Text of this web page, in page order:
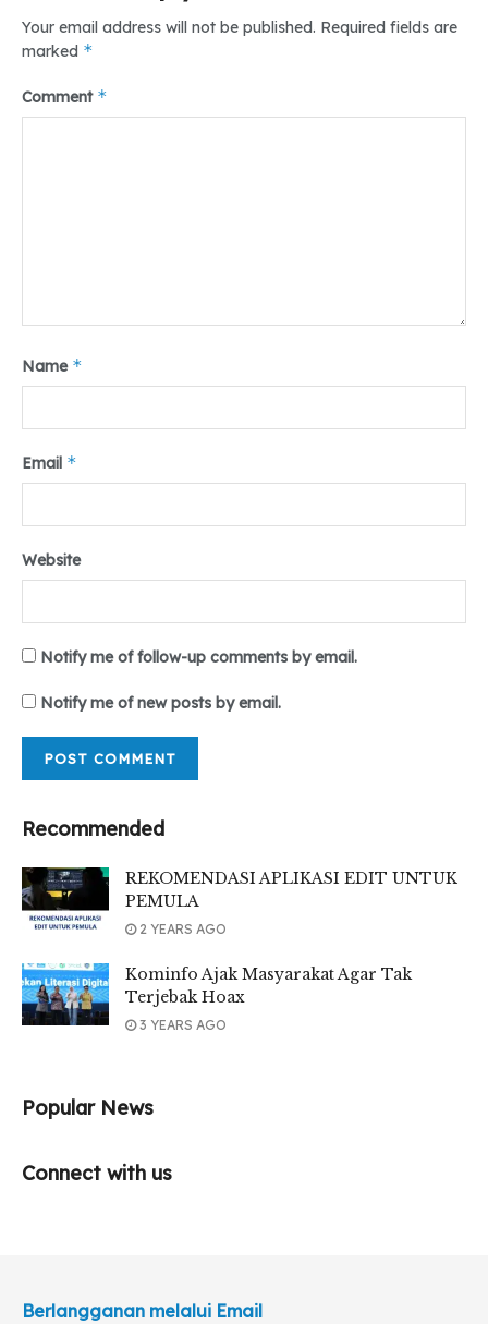
Your email address will not be published. Required fields are
marked *
Comment *
Name *
Email *
Website
Notify me of follow-up comments by email.
Notify me of new posts by email.
Recommended
REKOMENDASI APLIKASI EDIT UNTUK
PEMULA
2 YEARS AGO
Kominfo Ajak Masyarakat Agar Tak
Terjebak Hoax
3 YEARS AGO
Popular News
Connect with us
Berlangganan melalui Email